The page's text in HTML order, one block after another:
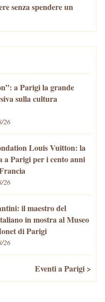
senza spendere un
a Parigi la grande
sulla cultura
26
Louis Vuitton: la
a Parigi per i cento anni
26
il maestro del
in mostra al Museo
di Parigi
26
Eventi a Parigi >